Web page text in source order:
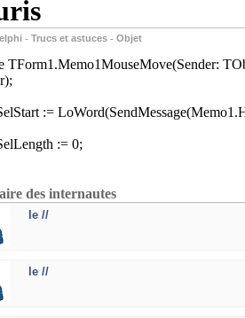
- Trucs et astuces - Objet
TForm1.Memo1MouseMove(Sender:
:=
:= 0;
des internautes
le //
le //